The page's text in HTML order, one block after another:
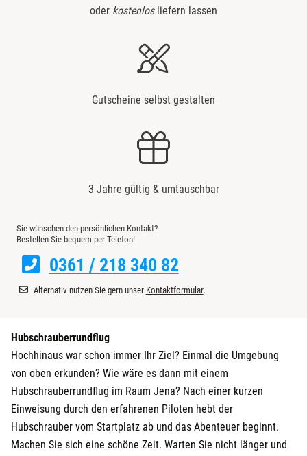
oder kostenlosliefern lassen
Gutscheine selbst gestalten
3 Jahre gültig & umtauschbar
Sie wünschen den persönlichen Kontakt?
Bestellen Sie bequem per Telefon!
0361 / 218 340 82
Alternativ nutzen Sie gern unser Kontaktformular.
Hubschrauberrundflug
Hochhinaus war schon immer Ihr Ziel? Einmal die Umgebung
von oben erkunden? Wie wäre es dann mit einem
Hubschrauberrundflug im Raum Jena? Nach einer kurzen
Einweisung durch den erfahrenen Piloten hebt der
Hubschrauber vom Startplatz ab und das Abenteuer beginnt.
Machen Sie sich eine schöne Zeit. Warten Sie nicht länger und